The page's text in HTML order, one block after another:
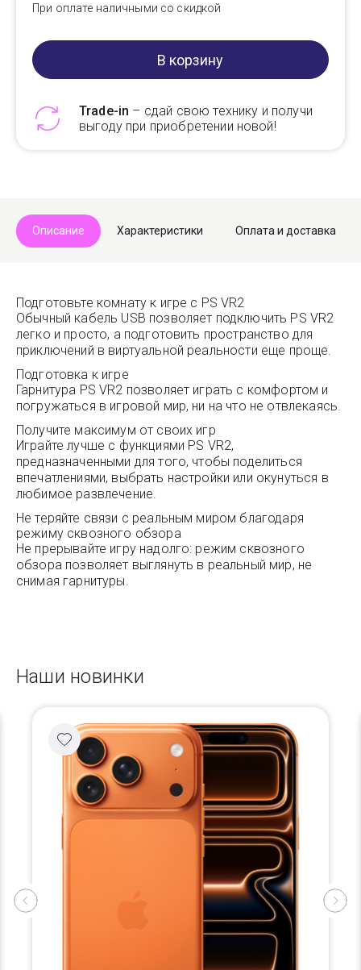
При оплате наличными со скидкой
В корзину
Trade-in – сдай свою технику и получи
выгоду при приобретении новой!
Описание Характеристики Оплата и доставка
Подготовьте комнату к игре с PS VR2
Обычный кабель USB позволяет подключить PS VR2
легко и просто, а подготовить пространство для
приключений в виртуальной реальности еще проще.
Подготовка к игре
Гарнитура PS VR2 позволяет играть с комфортом и
погружаться в игровой мир, ни на что не отвлекаясь.
Получите максимум от своих игр
Играйте лучше с функциями PS VR2,
предназначенными для того, чтобы поделиться
впечатлениями, выбрать настройки или окунуться в
любимое развлечение.
Не теряйте связи с реальным миром благодаря
режиму сквозного обзора
Не прерывайте игру надолго: режим сквозного
обзора позволяет выглянуть в реальный мир, не
снимая гарнитуры.
Наши новинки